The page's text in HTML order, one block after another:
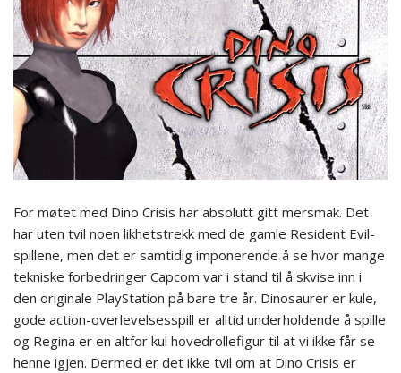
For møtet med Dino Crisis har absolutt gitt mersmak. Det
har uten tvil noen likhetstrekk med de gamle Resident Evil-
spillene, men det er samtidig imponerende å se hvor mange
tekniske forbedringer Capcom var i stand til å skvise inn i
den originale PlayStation på bare tre år. Dinosaurer er kule,
gode action-overlevelsesspill er alltid underholdende å spille
og Regina er en altfor kul hovedrollefigur til at vi ikke får se
henne igjen. Dermed er det ikke tvil om at Dino Crisis er